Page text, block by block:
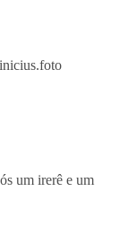
um irerê e um